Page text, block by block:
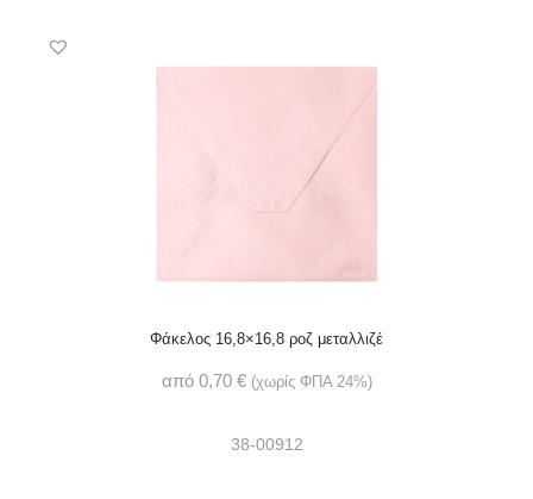
Φάκελος 16,8×16,8 ροζ μεταλλιζέ
από 0,70 € (χωρίς ΦΠΑ 24%)
38-00912